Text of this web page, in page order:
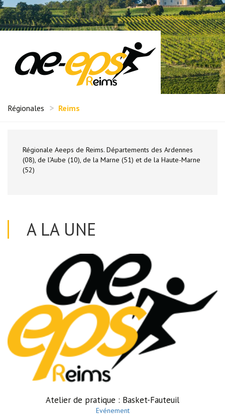
Régionales Reims
Régionale Aeeps de Reims. Départements des Ardennes
(08), de l’Aube (10), de la Marne (51) et de la Haute-Marne
(52)
A LA UNE
Atelier de pratique : Basket-Fauteuil
Evénement